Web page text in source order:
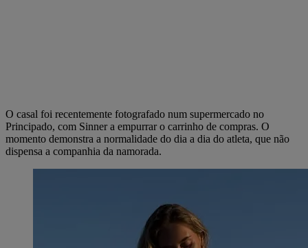
O casal foi recentemente fotografado num supermercado no
Principado, com Sinner a empurrar o carrinho de compras. O
momento demonstra a normalidade do dia a dia do atleta, que não
dispensa a companhia da namorada.